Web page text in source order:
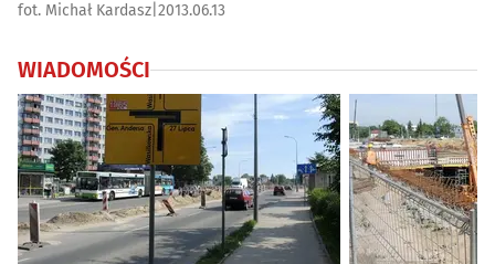
fot. Michał Kardasz 2013.06.13
WIADOMOŚCI